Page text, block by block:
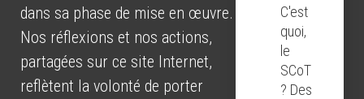
dans sa phase de mise en œuvre.
Nos réflexions et nos actions,
partagées sur ce site Internet,
reflètent la volonté de porter
C'est
quoi,
le
SCoT
? Des